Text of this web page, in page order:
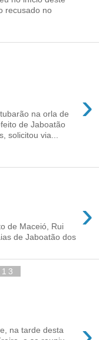
recusado no
›
na orla de
de Jaboatão
solicitou via...
›
de Maceió, Rui
de Jaboatão dos
na tarde desta